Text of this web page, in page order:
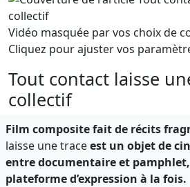
Vidéo masquée par vos choix de
Cliquez pour ajuster vos
Tout contact laisse
collectif
Film composite fait de récits
laisse une traceest un objet de
entre documentaire et
plateforme d’expression à la fois.